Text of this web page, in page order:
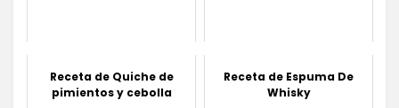
Receta de Quiche de
pimientos y cebolla
Receta de Espuma De
Whisky